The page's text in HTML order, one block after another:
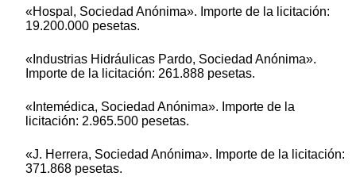
«Hospal, Sociedad Anónima». Importe de la licitación:
19.200.000 pesetas.
«Industrias Hidráulicas Pardo, Sociedad Anónima».
Importe de la licitación: 261.888 pesetas.
«Intemédica, Sociedad Anónima». Importe de la
licitación: 2.965.500 pesetas.
«J. Herrera, Sociedad Anónima». Importe de la licitación:
371.868 pesetas.